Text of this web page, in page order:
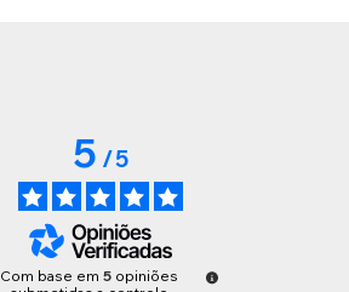
5/5
Com base em5 opiniões